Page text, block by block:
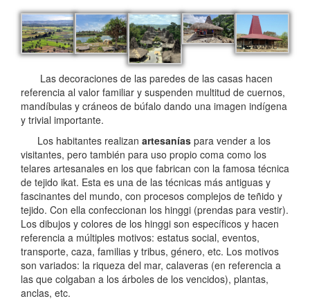
Las decoraciones de las paredes de las casas hacen
referencia al valor familiar y suspenden multitud de cuernos,
mandíbulas y cráneos de búfalo dando una imagen indígena
y trivial importante.
Los habitantes realizan artesanías para vender a los
visitantes, pero también para uso propio coma como los
telares artesanales en los que fabrican con la famosa técnica
de tejido ikat. Esta es una de las técnicas más antiguas y
fascinantes del mundo, con procesos complejos de teñido y
tejido. Con ella confeccionan los hinggi (prendas para vestir).
Los dibujos y colores de los hinggi son específicos y hacen
referencia a múltiples motivos: estatus social, eventos,
transporte, caza, familias y tribus, género, etc. Los motivos
son variados: la riqueza del mar, calaveras (en referencia a
las que colgaban a los árboles de los vencidos), plantas,
anclas, etc.